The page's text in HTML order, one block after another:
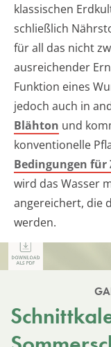
klassischen
schließlich
für all das nicht
ausreichender
Funktion eines
jedoch auch in
Blähton und
konventionelle
Bedingungen
wird das Wasser
angereichert, die
werden.